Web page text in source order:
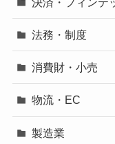
法務・制度
消費財・小売
物流・EC
製造業